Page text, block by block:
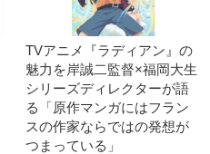
TVアニメ『ラディアン』の
魅力を岸誠二監督×福岡大生
シリーズディレクターが語
る「原作マンガにはフラン
スの作家ならではの発想が
つまっている」